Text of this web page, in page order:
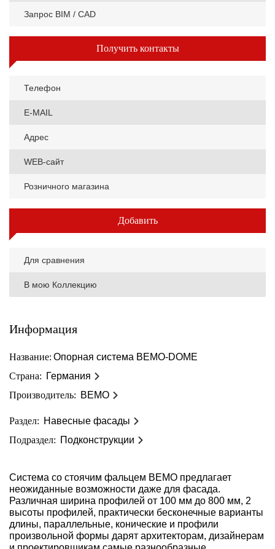
Запрос BIM / CAD
Получить контакты
Телефон
E-MAIL
Адрес
WEB-сайт
Розничного магазина
Добавить
Для сравнения
В мою Коллекцию
Информация
Название: Опорная система BEMO-DOME
Страна: Германия
Производитель: BEMO
Раздел: Навесные фасады
Подраздел: Подконструкции
Система со стоячим фальцем BEMO предлагает
неожиданные возможности даже для фасада.
Различная ширина профилей от 100 мм до 800 мм, 2
высоты профилей, практически бесконечные варианты
длины, параллельные, конические и профили
произвольной формы дарят архитекторам, дизайнерам